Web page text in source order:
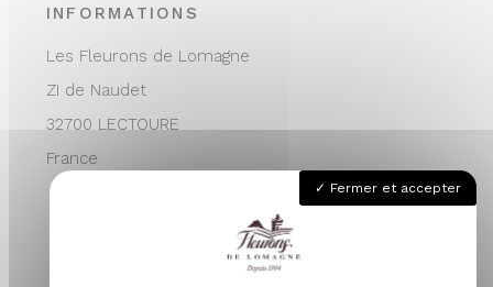
INFORMATIONS
Les Fleurons de Lomagne
ZI de Naudet
32700 LECTOURE
France
contactvpc@fleuronsdelomagne.com
Fermer et accepter